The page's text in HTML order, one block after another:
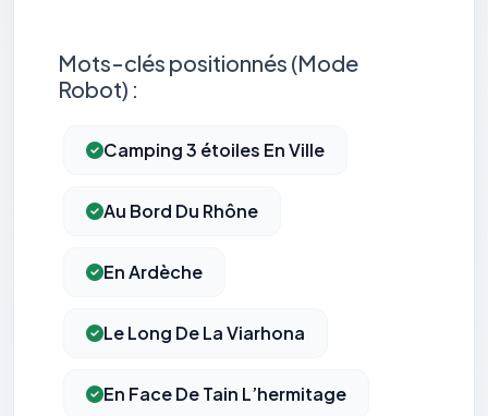
Mots-clés positionnés (Mode
Robot) :
Camping 3 étoiles En Ville
Au Bord Du Rhône
En Ardèche
Le Long De La Viarhona
En Face De Tain L’hermitage